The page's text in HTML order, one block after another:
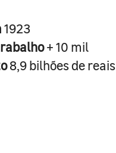
1923
+ 10 mil
8,9 bilhões de reais